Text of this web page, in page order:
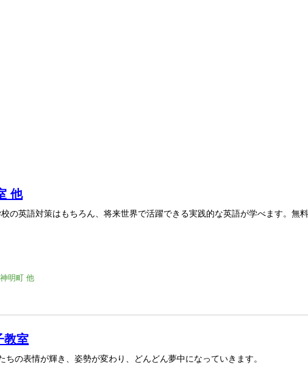
他
の英語対策はもちろん、将来世界で活躍できる実践的な英語が学べます。無
明町 他
教室
ちの表情が輝き、姿勢が変わり、どんどん夢中になっていきます。